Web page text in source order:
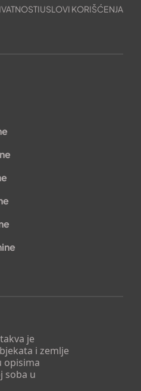
USLOVI KORIŠĆENJA
je
i zemlje
opisima
soba u